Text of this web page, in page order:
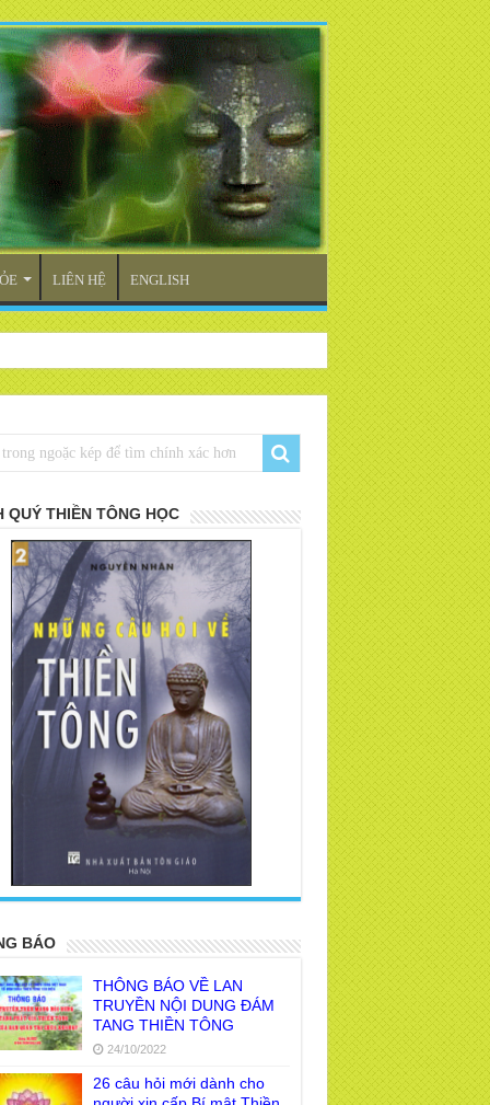
LIÊN HỆ ENGLISH
QUÝ THIỀN TÔNG HỌC
BÁO
THÔNG BÁO VỀ LAN
TRUYỀN NỘI DUNG ĐÁM
TANG THIỀN TÔNG
24/10/2022
26 câu hỏi mới dành cho